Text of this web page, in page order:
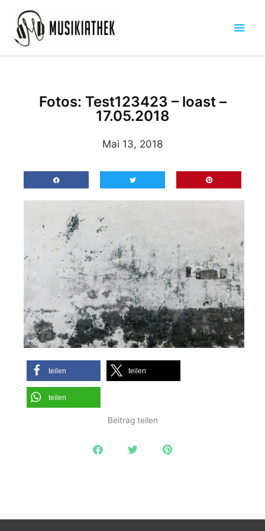
Inhalt
springen
Fotos: Test123423 – loast –
17.05.2018
Mai 13, 2018
teilen teilen
teilen
Beitrag teilen